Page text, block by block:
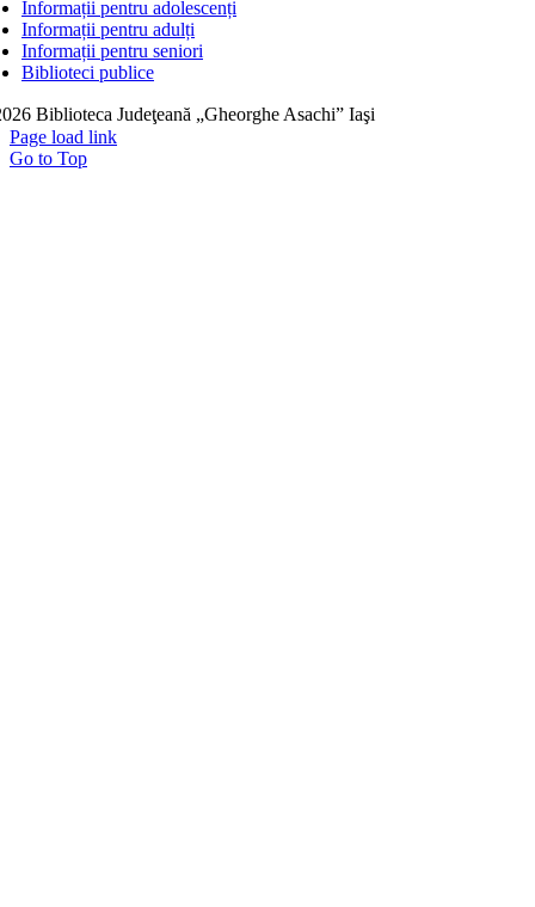
Informații pentru adolescenți
Informații pentru adulți
Informații pentru seniori
Biblioteci publice
Biblioteca Judeţeană „Gheorghe Asachi” Iaşi
Page load link
Go to Top